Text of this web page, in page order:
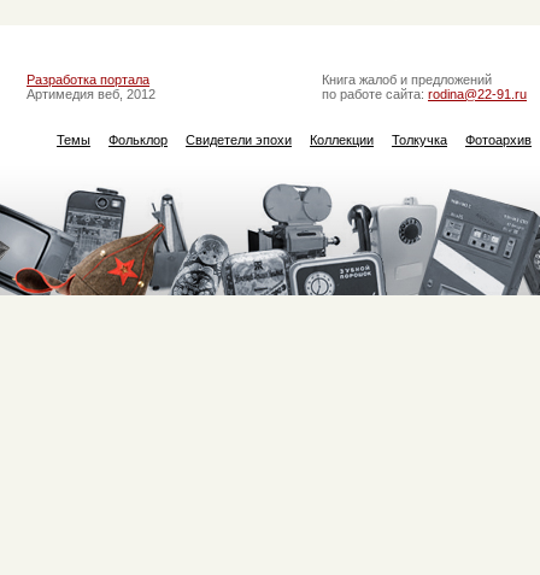
Разработка портала
Артимедия веб, 2012
Книга жалоб и предложений
по работе сайта: rodina@22-91.ru
Темы Фольклор Свидетели эпохи Коллекции Толкучка Фотоархив